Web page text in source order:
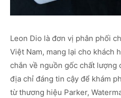
Leon Dio là đơn vị phân phối
Việt Nam, mang lại cho khách
chắn về nguồn gốc chất lượng
địa chỉ đáng tin cậy để khám
từ thương hiệu Parker,